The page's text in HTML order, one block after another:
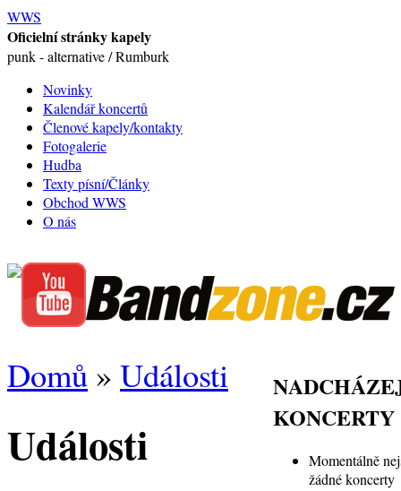
WWS
Oficielní stránky kapely
punk - alternative / Rumburk
Novinky
Kalendář koncertů
Členové kapely/kontakty
Fotogalerie
Hudba
Texty písní/Články
Obchod WWS
O nás
Domů » Události
Události
KONCERTY
Momentálně
žádné koncerty